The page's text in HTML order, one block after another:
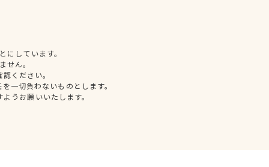
しています。
せん。
ください。
一切負わないものとします。
うお願いいたします。